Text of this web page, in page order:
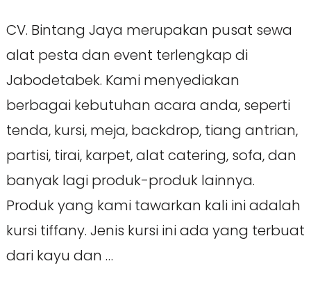
CV. Bintang Jaya merupakan pusat sewa
alat pesta dan event terlengkap di
Jabodetabek. Kami menyediakan
berbagai kebutuhan acara anda, seperti
tenda, kursi, meja, backdrop, tiang antrian,
partisi, tirai, karpet, alat catering, sofa, dan
banyak lagi produk-produk lainnya.
Produk yang kami tawarkan kali ini adalah
kursi tiffany. Jenis kursi ini ada yang terbuat
dari kayu dan …